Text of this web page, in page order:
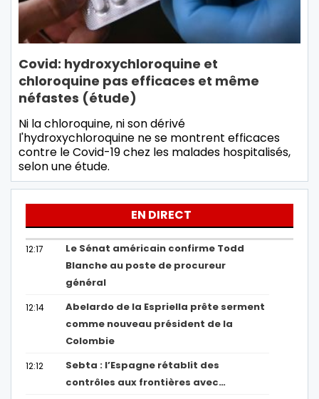
Covid: hydroxychloroquine et
chloroquine pas efficaces et même
néfastes (étude)
Ni la chloroquine, ni son dérivé
l'hydroxychloroquine ne se montrent efficaces
contre le Covid-19 chez les malades hospitalisés,
selon une étude.
EN DIRECT
12:17
Le Sénat américain confirme Todd
Blanche au poste de procureur
général
12:14
Abelardo de la Espriella prête serment
comme nouveau président de la
Colombie
12:12
Sebta : l’Espagne rétablit des
contrôles aux frontières avec…